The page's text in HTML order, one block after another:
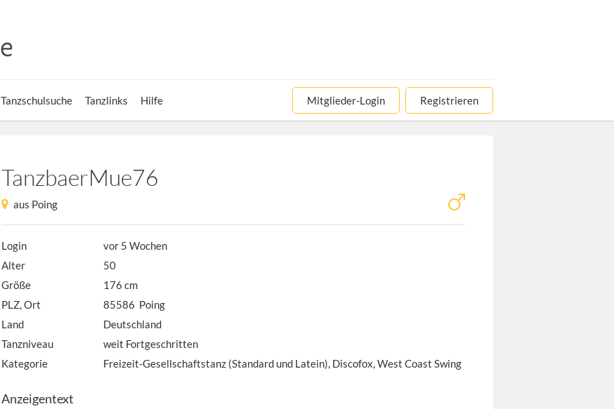
Tanzschulsuche Tanzlinks Hilfe Mitglieder-Login Registrieren
TanzbaerMue76
aus Poing
Login
vor 5 Wochen
Alter
50
Größe
176 cm
PLZ, Ort
85586 Poing
Land
Deutschland
Tanzniveau
weit Fortgeschritten
Kategorie
Freizeit-Gesellschaftstanz (Standard und Latein), Discofox, West Coast Swing
Anzeigentext